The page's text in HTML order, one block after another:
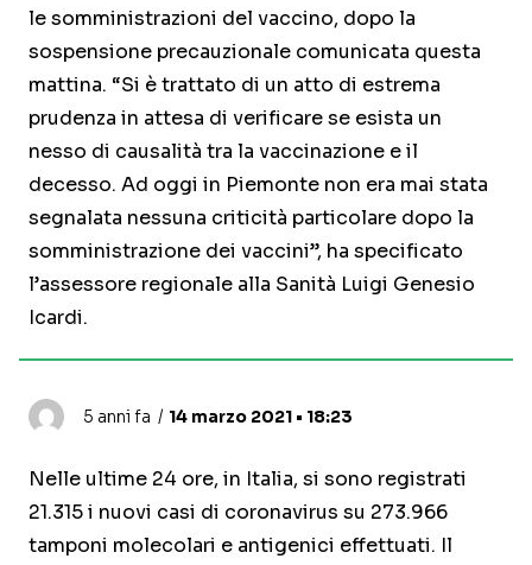
le somministrazioni del vaccino, dopo la
sospensione precauzionale comunicata questa
mattina. “Si è trattato di un atto di estrema
prudenza in attesa di verificare se esista un
nesso di causalità tra la vaccinazione e il
decesso. Ad oggi in Piemonte non era mai stata
segnalata nessuna criticità particolare dopo la
somministrazione dei vaccini”, ha specificato
l’assessore regionale alla Sanità Luigi Genesio
Icardi.
5 anni fa 14 marzo 2021 • 18:23
Nelle ultime 24 ore, in Italia, si sono registrati
21.315 i nuovi casi di coronavirus su 273.966
tamponi molecolari e antigenici effettuati. Il